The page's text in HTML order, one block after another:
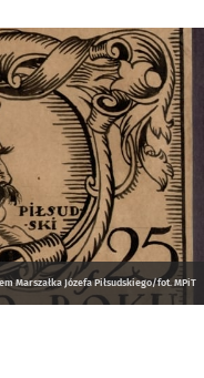
Marszałka Józefa Piłsudskiego/fot. MPiT